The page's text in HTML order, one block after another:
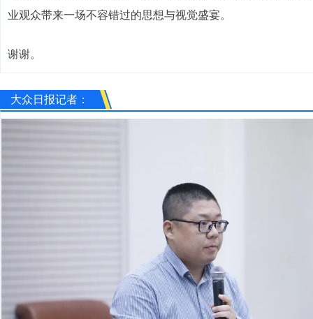
业观众带来一场不容错过的思想与视觉盛宴。
谢谢。
大众日报记者：